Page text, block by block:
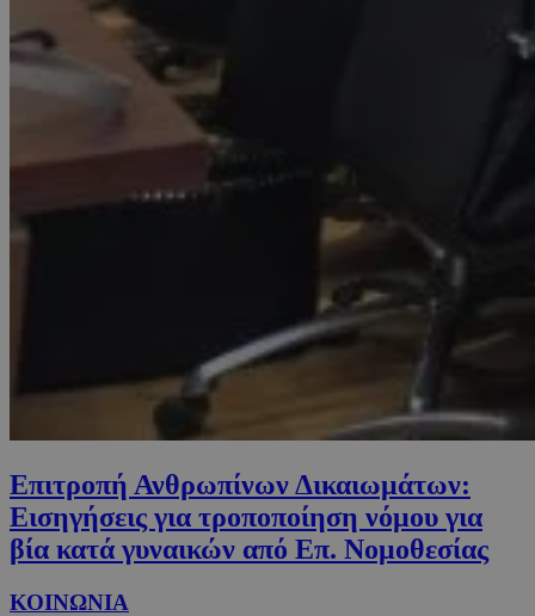
Επιτροπή Ανθρωπίνων Δικαιωμάτων:
Εισηγήσεις για τροποποίηση νόμου για
βία κατά γυναικών από Επ. Νομοθεσίας
ΚΟΙΝΩΝΙΑ